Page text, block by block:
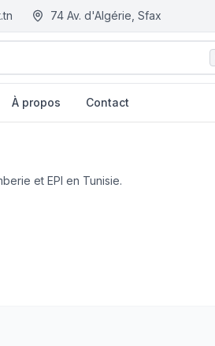
74 Av. d'Algérie, Sfax
À propos Contact
et EPI en Tunisie.